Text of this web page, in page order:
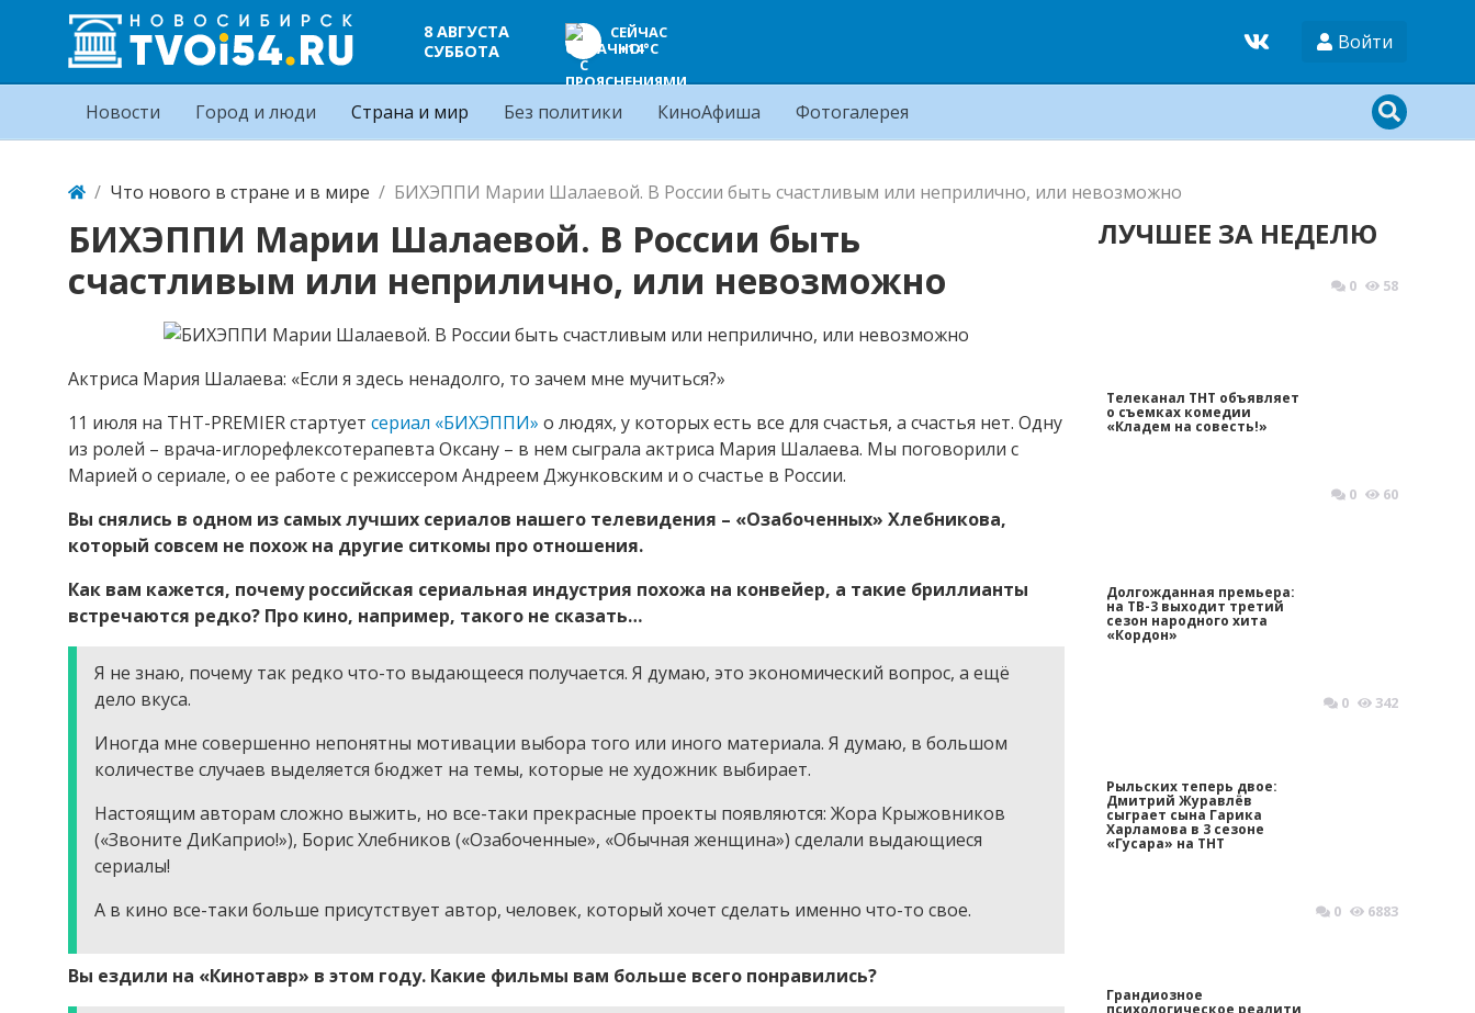
8 АВГУСТА
СУББОТА
СЕЙЧАС
+14°C
Войти
Новости Город и люди Страна и мир Без политики КиноАфиша Фотогалерея
Что нового в стране и в мире БИХЭППИ Марии Шалаевой. В России быть счастливым или неприлично, или невозможно
БИХЭППИ Марии Шалаевой. В России быть
счастливым или неприлично, или невозможно
Актриса Мария Шалаева: «Если я здесь ненадолго, то зачем мне мучиться?»
11 июля на ТНТ-PREMIER стартует сериал «БИХЭППИ» о людях, у которых есть все для счастья, а счастья нет. Одну
из ролей – врача-иглорефлексотерапевта Оксану – в нем сыграла актриса Мария Шалаева. Мы поговорили с
Марией о сериале, о ее работе с режиссером Андреем Джунковским и о счастье в России.
Вы снялись в одном из самых лучших сериалов нашего телевидения – «Озабоченных» Хлебникова,
который совсем не похож на другие ситкомы про отношения.
Как вам кажется, почему российская сериальная индустрия похожа на конвейер, а такие бриллианты
встречаются редко? Про кино, например, такого не сказать…
Я не знаю, почему так редко что-то выдающееся получается. Я думаю, это экономический вопрос, а ещё
дело вкуса.
Иногда мне совершенно непонятны мотивации выбора того или иного материала. Я думаю, в большом
количестве случаев выделяется бюджет на темы, которые не художник выбирает.
Настоящим авторам сложно выжить, но все-таки прекрасные проекты появляются: Жора Крыжовников
(«Звоните ДиКаприо!»), Борис Хлебников («Озабоченные», «Обычная женщина») сделали выдающиеся
сериалы!
А в кино все-таки больше присутствует автор, человек, который хочет сделать именно что-то свое.
Вы ездили на «Кинотавр» в этом году. Какие фильмы вам больше всего понравились?
ЛУЧШЕЕ ЗА НЕДЕЛЮ
Телеканал ТНТ объявляет
о съемках комедии
«Кладем на совесть!»
0 58
Долгожданная премьера:
на ТВ-3 выходит третий
сезон народного хита
«Кордон»
0 60
Рыльских теперь двое:
Дмитрий Журавлёв
сыграет сына Гарика
Харламова в 3 сезоне
«Гусара» на ТНТ
0 342
Грандиозное
психологическое реалити
0 6883